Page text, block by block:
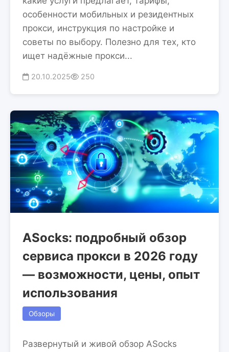
особенности мобильных и резидентных
прокси, инструкция по настройке и
советы по выбору. Полезно для тех, кто
ищет надёжные прокси...
20.10.2025 250
ASocks: подробный обзор
сервиса прокси в 2026 году
— возможности, цены, опыт
использования
Обзоры
Развернутый и живой обзор ASocks